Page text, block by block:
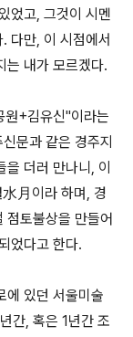
었고, 그것이 시멘
다만, 이 시점에서
는 내가 모르겠다.
원+김유신"이라는
문과 같은 경주지
더러 만나니, 이
月이라 하며, 경
점토불상을 만들어
었다고 한다.
에 있던 서울미술
간, 혹은 1년간 조